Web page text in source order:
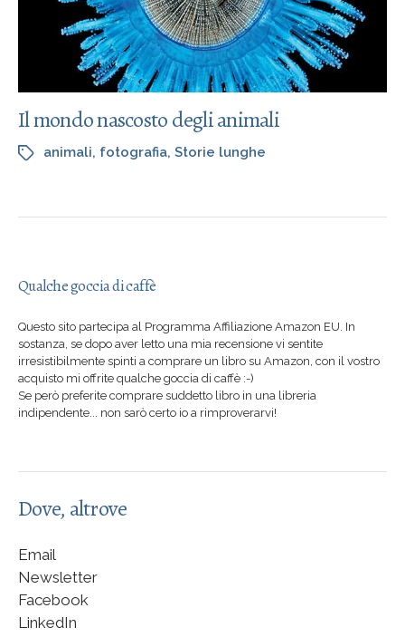
Il mondo nascosto degli animali
animali, fotografia, Storie lunghe
Qualche goccia di caffè
Questo sito partecipa al Programma Affiliazione Amazon EU. In
sostanza, se dopo aver letto una mia recensione vi sentite
irresistibilmente spinti a comprare un libro su Amazon, con il vostro
acquisto mi offrite qualche goccia di caffè :-)
Se però preferite comprare suddetto libro in una libreria
indipendente... non sarò certo io a rimproverarvi!
Dove, altrove
Email
Newsletter
Facebook
LinkedIn